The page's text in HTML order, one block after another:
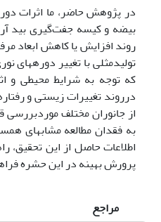
در پژوهش حاضر، ما اثرات
بیضه و کیسه جفت‌گیری بید
روند افزایش یا کاهش ابعاد
تولیدمثلی با تغییر دوره­های
که توجه به شرایط محیطی و
درروند تغییرات زیستی و
به فقدان مطالعه مشابه­ای
اطلاعات حاصل از این تحقیق،
پرورش بهینه در این حشره
مراجع